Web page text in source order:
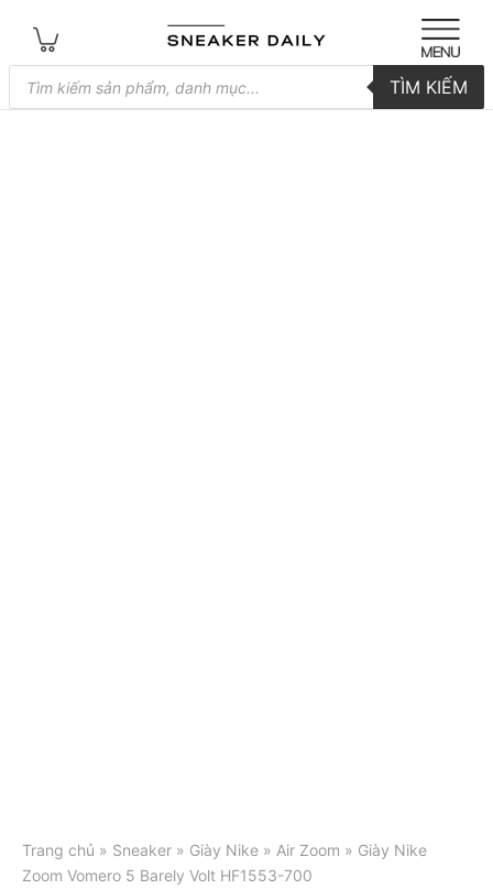
Tìm
kiếm
sản
TÌM KIẾM
Trang chủ » Sneaker » Giày Nike » Air Zoom » Giày Nike
Zoom Vomero 5 Barely Volt HF1553-700